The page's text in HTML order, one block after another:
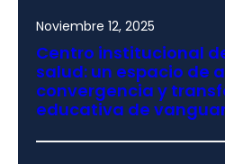
Noviembre 12, 2025
Centro institucional
salud: un espacio de
convergencia y
educativa de